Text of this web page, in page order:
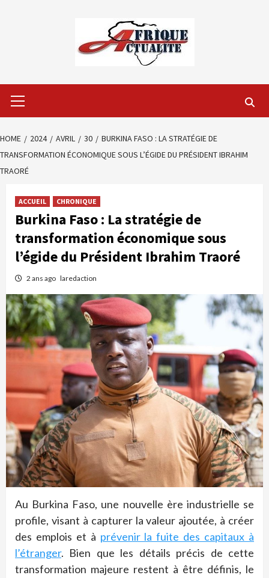
Menu
HOME 2024 AVRIL 30
BURKINA FASO : LA STRATÉGIE DE
TRANSFORMATION ÉCONOMIQUE SOUS L’ÉGIDE DU PRÉSIDENT IBRAHIM
TRAORÉ
ACCUEIL CHRONIQUE
Burkina Faso : La stratégie de
transformation économique sous
l’égide du Président Ibrahim Traoré
2 ans ago laredaction
Au Burkina Faso, une nouvelle ère industrielle se
profile, visant à capturer la valeur ajoutée, à créer
des emplois et à prévenir la fuite des capitaux à
l’étranger. Bien que les détails précis de cette
transformation majeure restent à être définis, le